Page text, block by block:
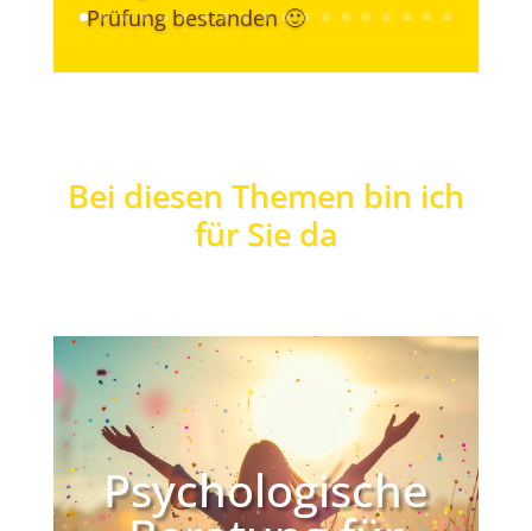
Prüfung bestanden 🙂
Bei diesen Themen bin ich
für Sie da
Psychologische